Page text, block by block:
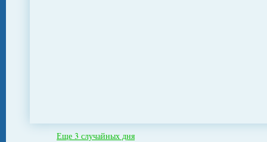
Еще 3 случайных дня